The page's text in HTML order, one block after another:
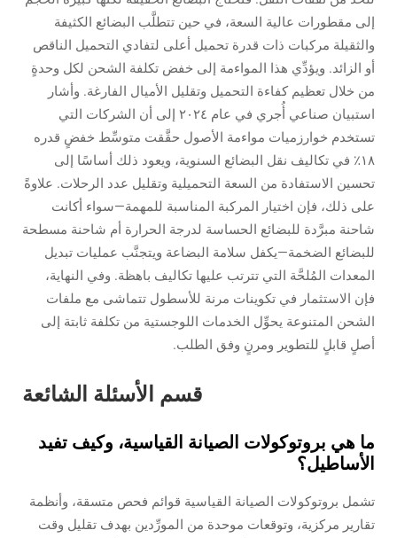
إلى مقطورات عالية السعة، في حين تتطلَّب البضائع الكثيفة
والثقيلة مركبات ذات قدرة تحميل أعلى لتفادي التحميل الناقص
أو الزائد. ويؤدِّي هذا المواءمة إلى خفض تكلفة الشحن لكل وحدةٍ
من خلال تعظيم كفاءة التحميل وتقليل الأميال الفارغة. وأشار
استبيان صناعي أُجري في عام ٢٠٢٤ إلى أن الشركات التي
تستخدم خوارزميات مواءمة الأصول حقَّقت متوسِّط خفضٍ قدره
١٨٪ في تكاليف نقل البضائع السنوية، ويعود ذلك أساسًا إلى
تحسين الاستفادة من السعة التحميلية وتقليل عدد الرحلات. علاوةً
على ذلك، فإن اختيار المركبة المناسبة للمهمة—سواء أكانت
شاحنة مبرَّدة للبضائع الحساسة لدرجة الحرارة أم شاحنة مسطحة
للبضائع الضخمة—يكفل سلامة البضاعة ويتجنَّب عمليات تبديل
المعدات المُلحَّة التي تترتب عليها تكاليف باهظة. وفي النهاية،
فإن الاستثمار في تكوينات مرنة للأسطول تتماشى مع ملفات
الشحن المتنوعة يحوِّل الخدمات اللوجستية من تكلفة ثابتة إلى
أصلٍ قابلٍ للتطوير ومرنٍ وفق الطلب.
قسم الأسئلة الشائعة
ما هي بروتوكولات الصيانة القياسية، وكيف تفيد
الأساطيل؟
تشمل بروتوكولات الصيانة القياسية قوائم فحص متسقة، وأنظمة
تقارير مركزية، وتوقعات موحدة من المورِّدين بهدف تقليل وقت